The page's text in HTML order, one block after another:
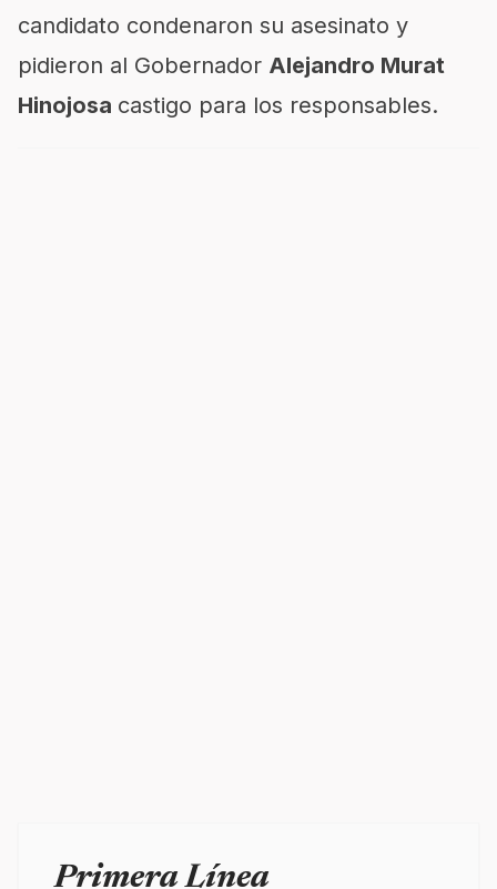
candidato condenaron su asesinato y
pidieron al Gobernador Alejandro Murat
Hinojosa castigo para los responsables.
Primera Línea